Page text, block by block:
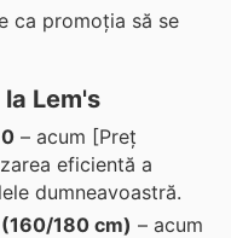
ca promoția să se
Lem's
– acum [Preț
eficientă a
dumneavoastră.
180 cm) – acum